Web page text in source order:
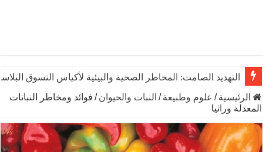
يوم الشاي العالمي: رشفـة من التاريخ تنبض بالحياة والاقتصاد
الرئيسية / علوم وطبيعة / النبات والحيوان / فوائد ومخاطر النباتات
المعدلة وراثيا